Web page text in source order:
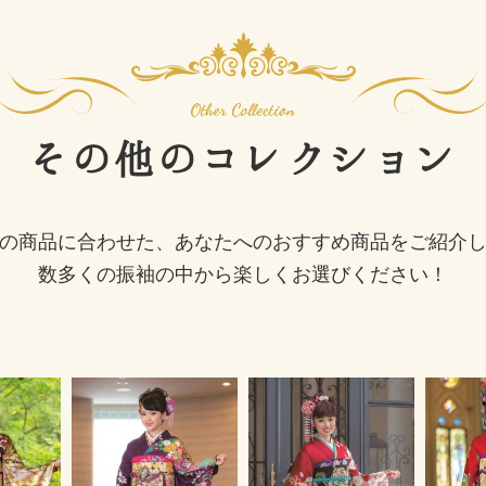
その他の コレクション
商品に合わせた、あなたへのおすすめ商品をご紹介
数多くの振袖の中から楽しくお選びください！